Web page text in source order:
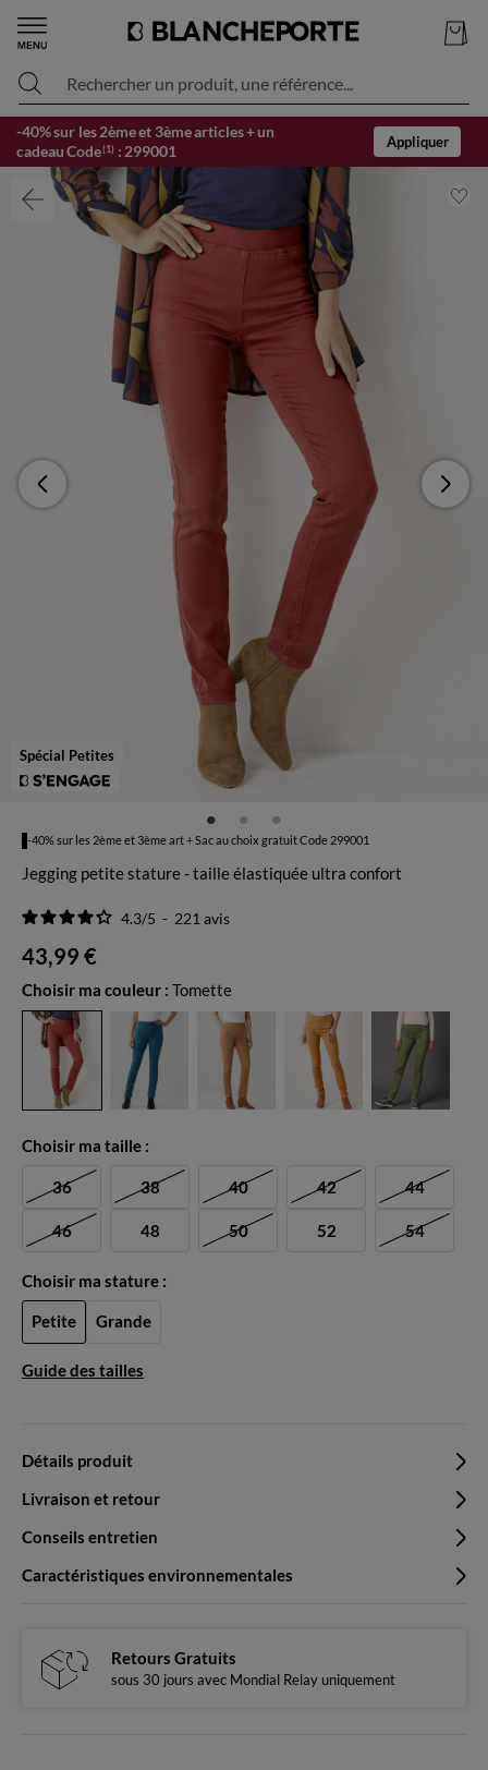
Rechercher un produit, une référence...
-40% sur les 2ème et 3ème articles + un
cadeau Code(1) : 299001
Appliquer
Spécial Petites
-40% sur les 2ème et 3ème art + Sac au choix gratuit Code 299001
Jegging petite stature - taille élastiquée ultra confort
4.3/5 - 221 avis
43,99 €
Choisir ma couleur : Tomette
Choisir ma taille :
36 38 40 42 44
46 48 50 52 54
Guide des tailles
Choisir ma stature :
Petite Grande
Détails produit
Livraison et retour
Conseils entretien
Caractéristiques environnementales
Retours Gratuits
sous 30 jours avec Mondial Relay uniquement